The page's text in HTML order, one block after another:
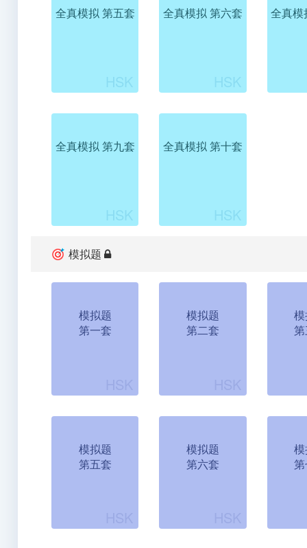
全真模拟 第五套 全真模拟 第六套 全真
全真模拟 第九套 全真模拟 第十套
模拟题
模拟题
第一套
模拟题
第二套
模拟题
第五套
模拟题
第六套